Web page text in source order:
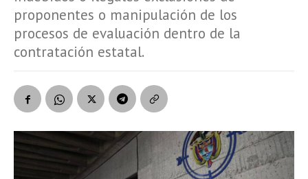
proponentes o manipulación de los
procesos de evaluación dentro de la
contratación estatal.